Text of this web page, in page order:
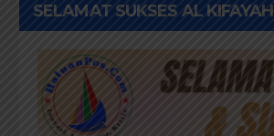
SELAMAT SUKSES AL KIFAYAH